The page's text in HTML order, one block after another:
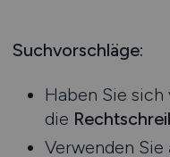
Schienen- /
Supply Chain
Vertrieb / Verkauf /
Mecklenburg-
Nordrhein-
Rheinland-Pfalz
Saarland
Suchvorschläge:
Haben Sie
die
Verwenden Sie